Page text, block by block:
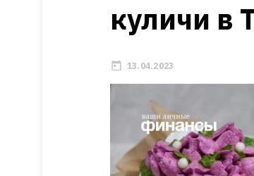
куличи в
13.04.2023